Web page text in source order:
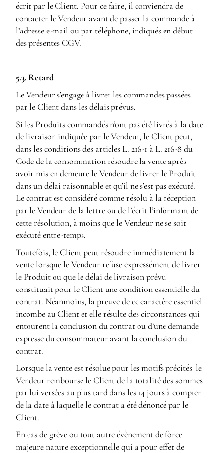
écrit par le Client. Pour ce faire, il conviendra de
contacter le Vendeur avant de passer la commande à
l’adresse e-mail ou par téléphone, indiqués en début
des présentes CGV.
5.3. Retard
Le Vendeur s’engage à livrer les commandes passées
par le Client dans les délais prévus.
Si les Produits commandés n’ont pas été livrés à la date
de livraison indiquée par le Vendeur, le Client peut,
dans les conditions des articles L. 216-1 à L. 216-8 du
Code de la consommation résoudre la vente après
avoir mis en demeure le Vendeur de livrer le Produit
dans un délai raisonnable et qu’il ne s’est pas exécuté.
Le contrat est considéré comme résolu à la réception
par le Vendeur de la lettre ou de l’écrit l’informant de
cette résolution, à moins que le Vendeur ne se soit
exécuté entre-temps.
Toutefois, le Client peut résoudre immédiatement la
vente lorsque le Vendeur refuse expressément de livrer
le Produit ou que le délai de livraison prévu
constituait pour le Client une condition essentielle du
contrat. Néanmoins, la preuve de ce caractère essentiel
incombe au Client et elle résulte des circonstances qui
entourent la conclusion du contrat ou d’une demande
expresse du consommateur avant la conclusion du
contrat.
Lorsque la vente est résolue pour les motifs précités, le
Vendeur rembourse le Client de la totalité des sommes
par lui versées au plus tard dans les 14 jours à compter
de la date à laquelle le contrat a été dénoncé par le
Client.
En cas de grève ou tout autre évènement de force
majeure nature exceptionnelle qui a pour effet de